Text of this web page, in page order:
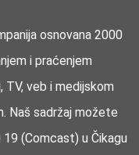
osnovana 2000
i praćenjem
TV, veb i medijskom
Naš sadržaj možete
(Comcast) u Čikagu